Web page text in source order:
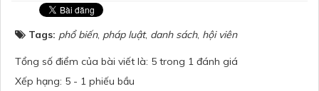
Tags: phổ biến, pháp luật, danh sách, hội viên
Tổng số điểm của bài viết là: 5 trong 1 đánh giá
Xếp hạng: 5 - 1 phiếu bầu